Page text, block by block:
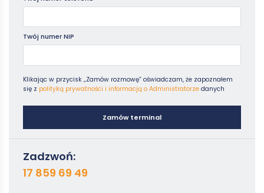
Twój numer NIP
Klikając w przycisk „Zamów rozmowę” oświadczam, że zapoznałem
się z polityką prywatności i informacją o Administratorze danych
Zamów terminal
Zadzwoń:
17 859 69 49